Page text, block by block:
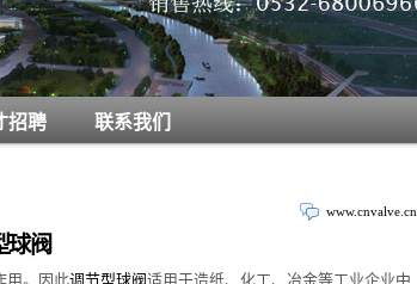
招聘 联系我们
www.cnvalve.cn
球阀
用。因此调节型球阀适用于造纸、化工、冶金等工业企业中